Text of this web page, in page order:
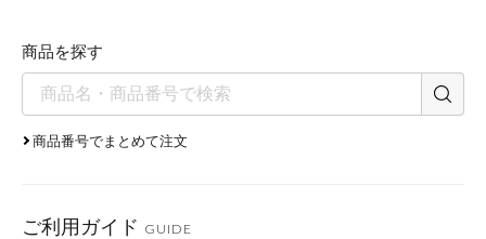
打ち合
商品を探す
商品番号でまとめて注文
ご利用ガイド GUIDE